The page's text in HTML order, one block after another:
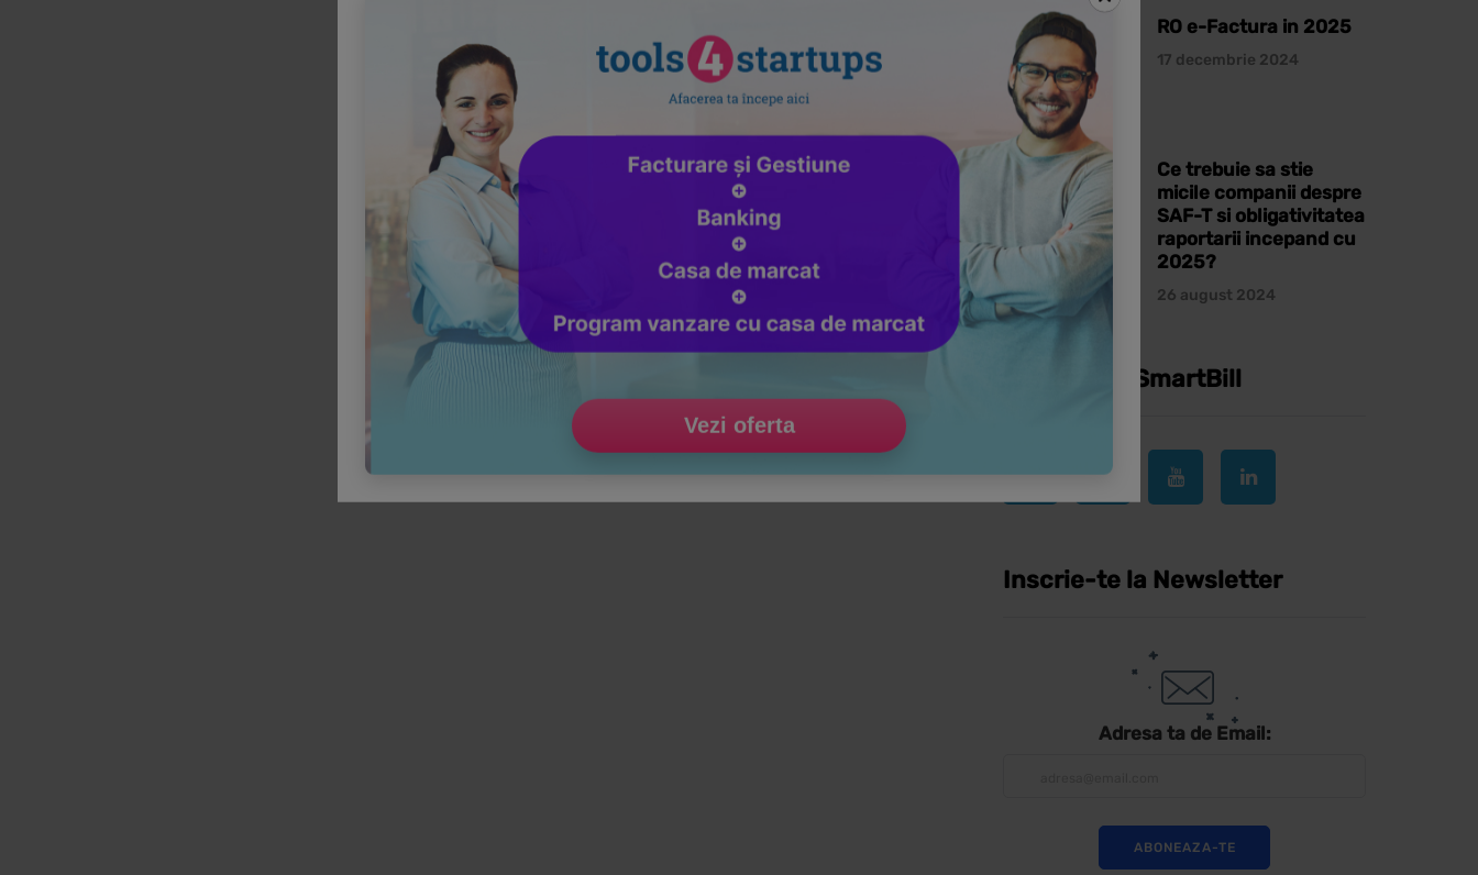
RO e-Factura in 2025
17 decembrie 2024
Ce trebuie sa stie
micile companii despre
SAF-T si obligativitatea
raportarii incepand cu
2025?
26 august 2024
Urmareste SmartBill
Inscrie-te la Newsletter
Adresa ta de Email:
Vezi oferta